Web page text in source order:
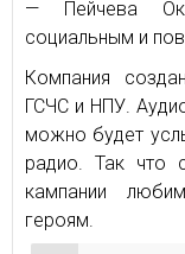
— Пейчева
социальным и
Компания
ГСЧС и НПУ.
можно будет
радио. Так что
кампании
героям.